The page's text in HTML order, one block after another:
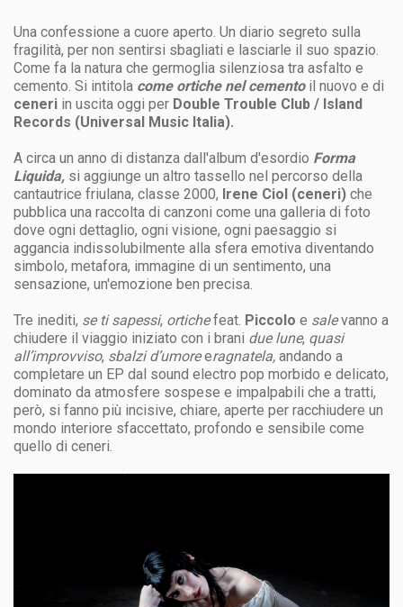
Una confessione a cuore aperto. Un diario segreto sulla
fragilità, per non sentirsi sbagliati e lasciarle il suo spazio.
Come fa la natura che germoglia silenziosa tra asfalto e
cemento. Si intitola come ortiche nel cementoil nuovo e di
ceneri in uscita oggi per Double Trouble Club / Island
Records (Universal Music Italia).
A circa un anno di distanza dall'album d'esordio Forma
Liquida, si aggiunge un altro tassello nel percorso della
cantautrice friulana, classe 2000, Irene Ciol (ceneri) che
pubblica una raccolta di canzoni come una galleria di foto
dove ogni dettaglio, ogni visione, ogni paesaggio si
aggancia indissolubilmente alla sfera emotiva diventando
simbolo, metafora, immagine di un sentimento, una
sensazione, un'emozione ben precisa.
Tre inediti, se ti sapessi, ortichefeat. Piccolo e salevanno a
chiudere il viaggio iniziato con i brani due lune, quasi
all’improvviso, sbalzi d’umoreeragnatela, andando a
completare un EP dal sound electro pop morbido e delicato,
dominato da atmosfere sospese e impalpabili che a tratti,
però, si fanno più incisive, chiare, aperte per racchiudere un
mondo interiore sfaccettato, profondo e sensibile come
quello di ceneri.